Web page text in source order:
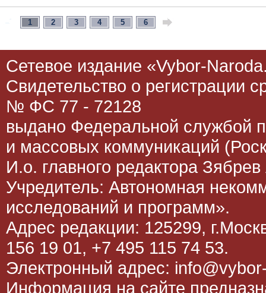
1 2 3 4 5 6
Сетевое издание «Vybor-
Свидетельство о регистрации
№ ФС 77 - 72128
выдано Федеральной службой
и массовых коммуникаций
И.о. главного редактора
Учредитель: Автономная
исследований и программ».
Адрес редакции: 125299,
156 19 01, +7 495 115 74 53.
Электронный адрес:
Информация на сайте